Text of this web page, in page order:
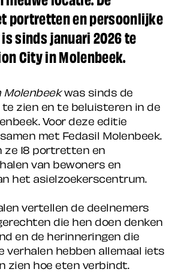
portretten en persoonlijke
sinds januari 2026 te
City in Molenbeek.
Molenbeekwas sinds de
te zien en te beluisteren in de
Voor deze editie
met Fedasil Molenbeek.
ze 18 portretten en
van bewoners en
het asielzoekerscentrum.
vertellen de deelnemers
die hen doen denken
en de herinneringen die
verhalen hebben allemaal iets
zien hoe eten verbindt.